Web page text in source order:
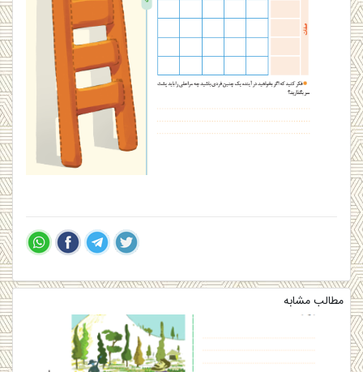
مطالب مشابه